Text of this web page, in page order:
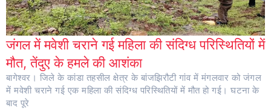
जंगल में मवेशी चराने गई महिला की संदिग्ध परिस्थितियों में
मौत, तेंदुए के हमले की आशंका
बागेश्वर। जिले के कांडा तहसील क्षेत्र के बांजझिरौटी गांव में मंगलवार को जंगल
में मवेशी चराने गई एक महिला की संदिग्ध परिस्थितियों में मौत हो गई। घटना के
बाद पूरे